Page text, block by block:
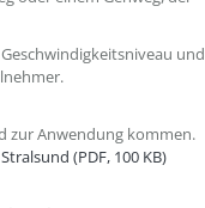
und
zur Anwendung kommen.
(PDF, 100 KB)